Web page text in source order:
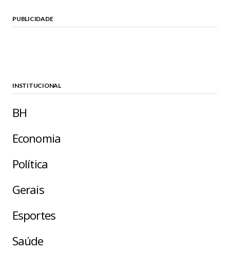
PUBLICIDADE
INSTITUCIONAL
BH
Economia
Política
Gerais
Esportes
Saúde